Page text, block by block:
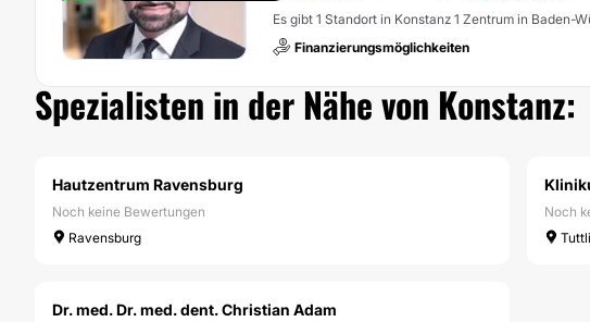
Es gibt 1 Standort in Konstanz 1 Zentrum in Baden-
Finanzierungsmöglichkeiten
Spezialisten in der Nähe von Konstanz:
Hautzentrum Ravensburg
Noch keine Bewertungen
Ravensburg
Noch
Dr. med. Dr. med. dent. Christian Adam